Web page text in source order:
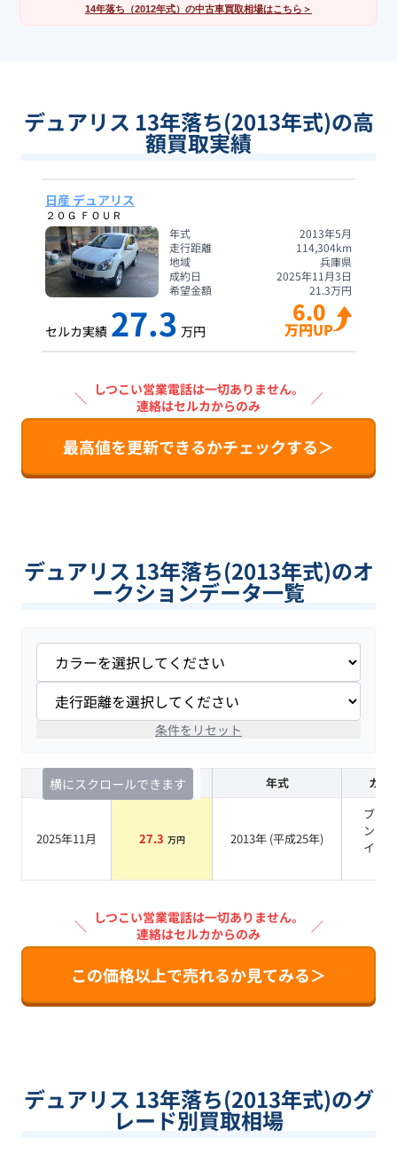
14年落ち（2012年式）の中古車買取相場はこちら＞
デュアリス 13年落ち(2013年式)の高
額買取実績
日産 デュアリス
２０Ｇ ＦＯＵＲ
年式
2013年5月
走行距離
114,304km
地域
兵庫県
成約日
2025年11月3日
希望金額
21.3万円
セルカ実績 27.3 万円
6.0
万円UP
＼ しつこい営業電話は一切ありません。
連絡はセルカからのみ
／
最高値を更新できるかチェックする＞
デュアリス 13年落ち(2013年式)のオ
ークションデータ一覧
条件をリセット
横にスクロールできます
査定時期 セルカ実績 年式 カラ
2025年11月 27.3 万円 2013年 (平成25年)
ブリ
ント
イト
＼ しつこい営業電話は一切ありません。
連絡はセルカからのみ
／
この価格以上で売れるか見てみる＞
デュアリス 13年落ち(2013年式)のグ
レード別買取相場